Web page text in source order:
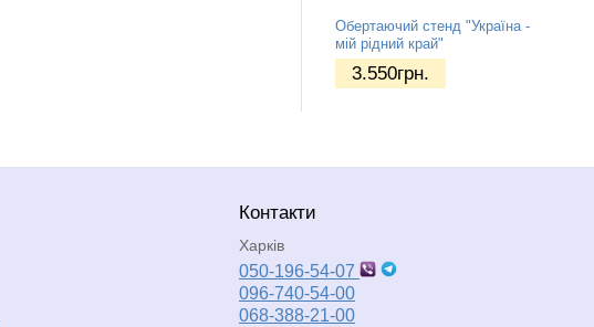
Обертаючий стенд "Україна -
мій рідний край"
3.550грн.
Контакти
Харків
050-196-54-07
096-740-54-00
068-388-21-00